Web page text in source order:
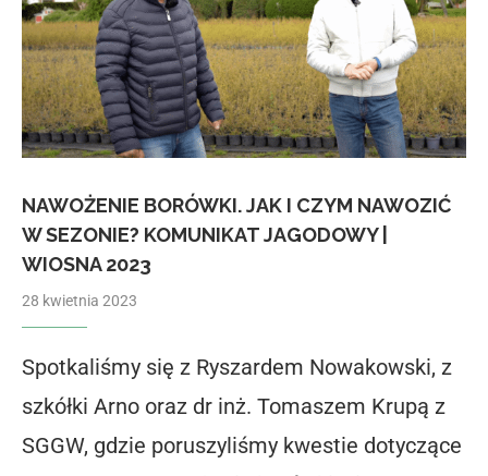
NAWOŻENIE BORÓWKI. JAK I CZYM NAWOZIĆ
W SEZONIE? KOMUNIKAT JAGODOWY |
WIOSNA 2023
28 kwietnia 2023
Spotkaliśmy się z Ryszardem Nowakowski, z
szkółki Arno oraz dr inż. Tomaszem Krupą z
SGGW, gdzie poruszyliśmy kwestie dotyczące